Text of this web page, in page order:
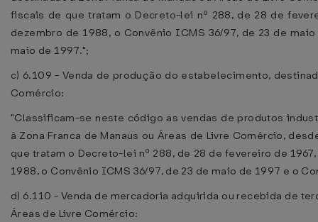
fiscais de que tratam o Decreto-lei nº 288, de 28 de
dezembro de 1988, o Convênio ICMS 36/97, de 23 de
maio de 1997.";
c) 6.109 - Venda de produção do estabelecimento,
Comércio:
"Classificam-se neste código as vendas de produtos
à Zona Franca de Manaus ou Áreas de Livre Comércio,
que tratam o Decreto-lei nº 288, de 28 de fevereiro de
1988, o Convênio ICMS 36/97, de 23 de maio de 1997 e o
d) 6.110 - Venda de mercadoria adquirida ou recebida de
Áreas de Livre Comércio: